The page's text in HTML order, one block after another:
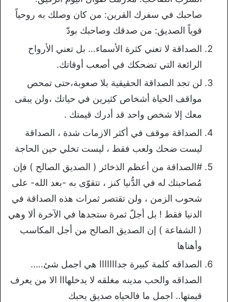
صاحبك في سفرك القرين: من كان وصلك به روحياً
قوياً الصديق: من صدقك وصاحبك بودّ
الصداقة لا تعني كثرة الأسماء… بل تعني الأرواح
الرائعة التي تضحكك في أصعب أوقاتك.
لن تجد الصداقة الحقيقية بلا صعوبة،حتى تمحص
مواقف الحياة أشخاص كثيرين في حياتك ،ولن يبقى
معك إلا شخص واحد قد أدرك قيمتك .
الصداقة موقف في أكثر الازمات شدة ، الصداقة
ليست ضحك ولعب فقط ، ليست تخلي حين الحاجة
#الصداقة من أعظم الذخائر ( الصديق الصالح ) فإن
مُصاحبتك له في الدُّنيا كنز ، تتقوّى به -بعد الله- على
شحوب الزمن ، ولن تقتصر ثمرات هذه الصداقة في
الدنيا فقط ! بل أجلّ ثمرة ستجدها في الآخرة ألا وهي
( الشفاعة ) إن الصديق الصالح من أجل المكاسب
وأهناها
الصداقه كلمة كبيرة جدااااااا هي اجمل شئ…..
الصداقه والحب مدينه مغلقه لا يدخلهااا الا من يعرف
قيمتها.. اجمل ما فالحياه صديق يحبك